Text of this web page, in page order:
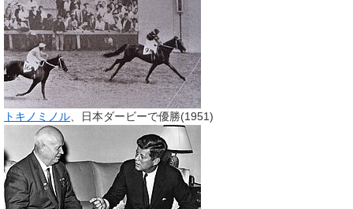
トキノミノル 、日本ダービーで優勝(1951)